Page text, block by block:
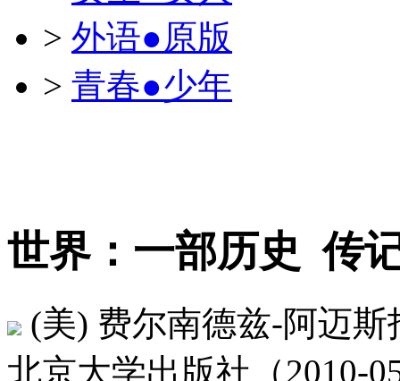
> 外语●原版
> 青春●少年
世界：一部历史传
(美) 费尔南德兹-阿迈斯
北京大学出版社（2010-